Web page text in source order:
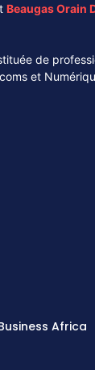
Beaugas Orain
de
et
Africa